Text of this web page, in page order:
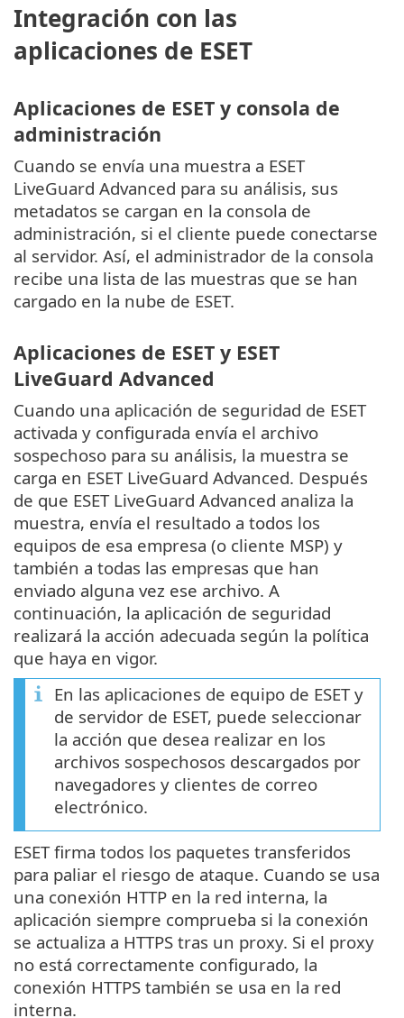
Integración con las
aplicaciones de ESET
Aplicaciones de ESET y consola de
administración
Cuando se envía una muestra a ESET
LiveGuard Advanced para su análisis, sus
metadatos se cargan en la consola de
administración, si el cliente puede conectarse
al servidor. Así, el administrador de la consola
recibe una lista de las muestras que se han
cargado en la nube de ESET.
Aplicaciones de ESET y ESET
LiveGuard Advanced
Cuando una aplicación de seguridad de ESET
activada y configurada envía el archivo
sospechoso para su análisis, la muestra se
carga en ESET LiveGuard Advanced. Después
de que ESET LiveGuard Advanced analiza la
muestra, envía el resultado a todos los
equipos de esa empresa (o cliente MSP) y
también a todas las empresas que han
enviado alguna vez ese archivo. A
continuación, la aplicación de seguridad
realizará la acción adecuada según la política
que haya en vigor.
En las aplicaciones de equipo de ESET y
de servidor de ESET, puede seleccionar
la acción que desea realizar en los
archivos sospechosos descargados por
navegadores y clientes de correo
electrónico.
ESET firma todos los paquetes transferidos
para paliar el riesgo de ataque. Cuando se usa
una conexión HTTP en la red interna, la
aplicación siempre comprueba si la conexión
se actualiza a HTTPS tras un proxy. Si el proxy
no está correctamente configurado, la
conexión HTTPS también se usa en la red
interna.